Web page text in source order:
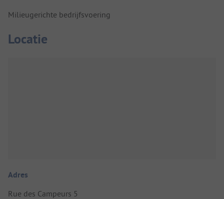
Milieugerichte bedrijfsvoering
Locatie
Adres
Rue des Campeurs 5